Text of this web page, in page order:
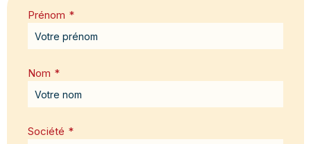
Prénom *
Nom *
Société *